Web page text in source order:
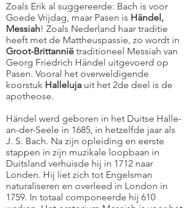
Zoals Erik al suggereerde: Bach is voor
Goede Vrijdag, maar Pasen is Händel,
Messiah! Zoals Nederland haar traditie
heeft met de Mattheuspassie, zo wordt in
Groot-Brittannië traditioneel Messiah van
Georg Friedrich Händel uitgevoerd op
Pasen. Vooral het overweldigende
koorstuk Halleluja uit het 2de deel is de
apotheose.
Händel werd geboren in het Duitse Halle-
an-der-Seele in 1685, in hetzelfde jaar als
J. S. Bach. Na zijn opleiding en eerste
stappen in zijn muzikale loopbaan in
Duitsland verhuisde hij in 1712 naar
Londen. Hij liet zich tot Engelsman
naturaliseren en overleed in London in
1759. In totaal componeerde hij 610